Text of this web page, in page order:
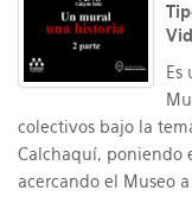
Es
colectivos bajo la
Calchaquí, poniendo
acercando el Museo